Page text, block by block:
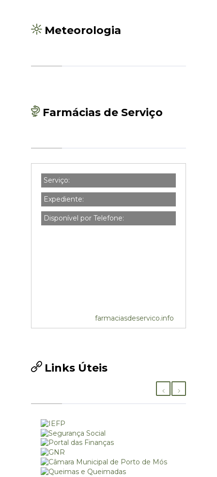
Meteorologia
Farmácias de Serviço
Serviço:
Expediente:
Disponível por Telefone:
farmaciasdeservico.info
Links Úteis